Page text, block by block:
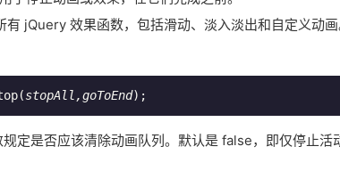
jQuery 效果函数，包括滑动、淡入淡出和自定义动画
stopAll,goToEnd);
定是否应该清除动画队列。默认是 false，即仅停止活